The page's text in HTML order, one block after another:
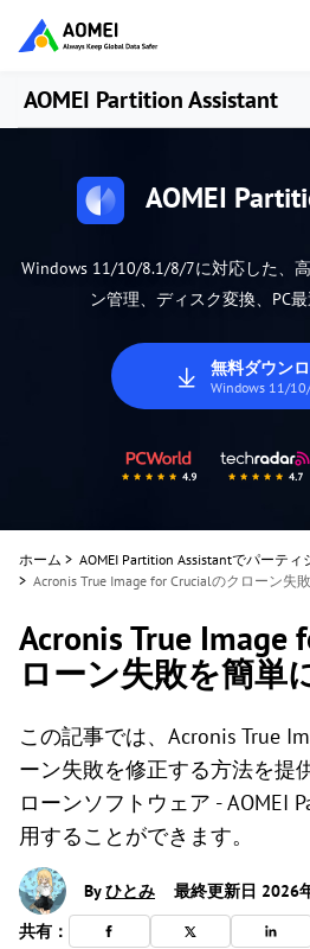
AOMEI Partition Assistant
AOMEI
Windows 11/10/8.1/8/7に対応した、
ン管理、ディスク変換、PC最
無料ダウン
Windows 11/
ホーム > AOMEI Partition Assistantでパーテ
> Acronis True Image for Crucialのクローン失
Acronis True Image
ローン失敗を簡単
この記事では、Acronis True
ーン失敗を修正する方法を提
ローンソフトウェア - AOMEI
用することができます。
Byひとみ
最終更新日 2026
共有：